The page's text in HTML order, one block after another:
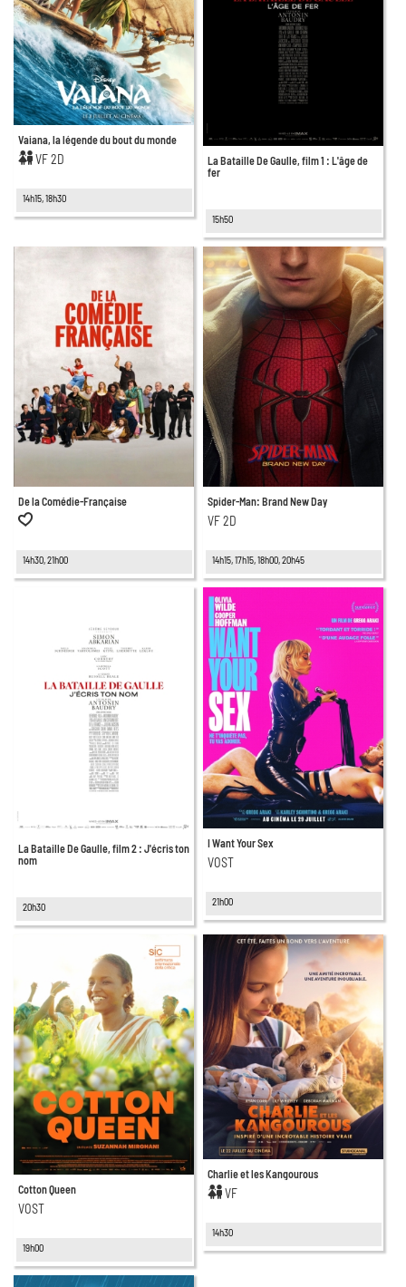
Vaiana, la légende du bout du monde
VF 2D
14h15, 18h30
La Bataille De Gaulle, film 1 : L'âge de
fer
15h50
De la Comédie-Française
14h30, 21h00
Spider-Man: Brand New Day
VF 2D
14h15, 17h15, 18h00, 20h45
La Bataille De Gaulle, film 2 : J'écris ton
nom
20h30
I Want Your Sex
VOST
21h00
Cotton Queen
VOST
19h00
Charlie et les Kangourous
VF
14h30